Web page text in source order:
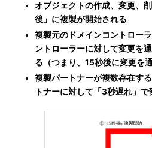
オブジェクトの作成、変更、
後」に複製が開始される
複製元のドメインコントロー
ントローラーに対して変更を
る（つまり、15秒後に変更を通
複製パートナーが複数存在す
トナーに対して「3秒遅れ」で